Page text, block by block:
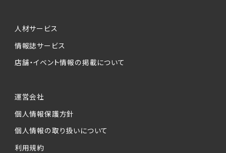
人材サービス
情報誌サービス
店舗・イベント情報の掲載について
運営会社
個人情報保護方針
個人情報の取り扱いについて
利用規約